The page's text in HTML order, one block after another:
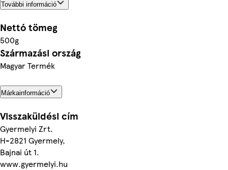
További információ
Nettó tömeg
500g
Származási ország
Magyar Termék
Márkainformáció
Visszaküldési cím
Gyermelyi Zrt.
H-2821 Gyermely,
Bajnai út 1.
www.gyermelyi.hu